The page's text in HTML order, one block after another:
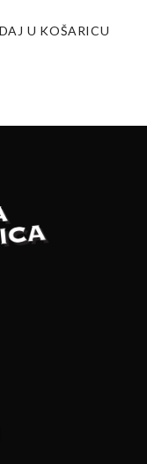
U KOŠARICU